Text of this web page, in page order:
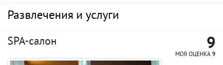
Развлечения и услуги
SPA-салон 9
МОЯ ОЦЕНКА 9